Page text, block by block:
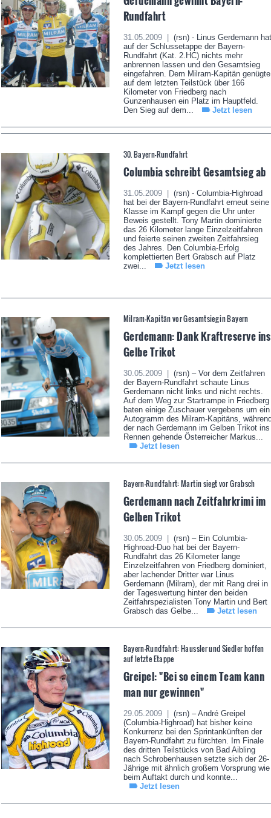
Rundfahrt
31.05.2009 |
(rsn) - Linus Gerdemann hat
auf der Schlussetappe der Bayern-
Rundfahrt (Kat. 2.HC) nichts mehr
anbrennen lassen und den Gesamtsieg
eingefahren. Dem Milram-Kapitän genügte
auf dem letzten Teilstück über 166
Kilometer von Friedberg nach
Gunzenhausen ein Platz im Hauptfeld.
Den Sieg auf dem...
Jetzt lesen
30. Bayern-Rundfahrt
Columbia schreibt Gesamtsieg ab
31.05.2009 |
(rsn) - Columbia-Highroad
hat bei der Bayern-Rundfahrt erneut seine
Klasse im Kampf gegen die Uhr unter
Beweis gestellt. Tony Martin dominierte
das 26 Kilometer lange Einzelzeitfahren
und feierte seinen zweiten Zeitfahrsieg
des Jahres. Den Columbia-Erfolg
komplettierten Bert Grabsch auf Platz
zwei...
Jetzt lesen
Milram-Kapitän vor Gesamtsieg in Bayern
Gerdemann: Dank Kraftreserve ins
Gelbe Trikot
30.05.2009 |
(rsn) – Vor dem Zeitfahren
der Bayern-Rundfahrt schaute Linus
Gerdemann nicht links und nicht rechts.
Auf dem Weg zur Startrampe in Friedberg
baten einige Zuschauer vergebens um ein
Autogramm des Milram-Kapitäns,
der nach Gerdemann im Gelben Trikot ins
Rennen gehende Österreicher Markus...
Jetzt lesen
Bayern-Rundfahrt: Martin siegt vor Grabsch
Gerdemann nach Zeitfahrkrimi im
Gelben Trikot
30.05.2009 |
(rsn) – Ein Columbia-
Highroad-Duo hat bei der Bayern-
Rundfahrt das 26 Kilometer lange
Einzelzeitfahren von Friedberg dominiert,
aber lachender Dritter war Linus
Gerdemann (Milram), der mit Rang drei in
der Tageswertung hinter den beiden
Zeitfahrspezialisten Tony Martin und Bert
Grabsch das Gelbe...
Jetzt lesen
Bayern-Rundfahrt: Haussler und Siedler hoffen
auf letzte Etappe
Greipel: "Bei so einem Team kann
man nur gewinnen"
29.05.2009 |
(rsn) – André Greipel
(Columbia-Highroad) hat bisher keine
Konkurrenz bei den Sprintankünften der
Bayern-Rundfahrt zu fürchten. Im Finale
des dritten Teilstücks von Bad Aibling
nach Schrobenhausen setzte sich der 26-
Jährige mit ähnlich großem Vorsprung wie
beim Auftakt durch und konnte...
Jetzt lesen